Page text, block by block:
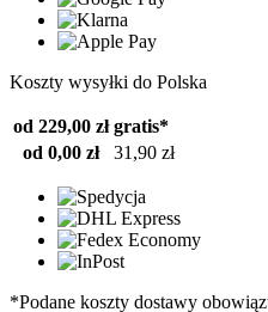
Koszty wysyłki do Polska
od 229,00 zł gratis*
od 0,00 zł
31,90 zł
*Podane koszty dostawy